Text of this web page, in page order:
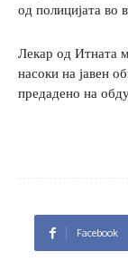
од полицијата во
Лекар од Итната
насоки на јавен
предадено на
Facebook